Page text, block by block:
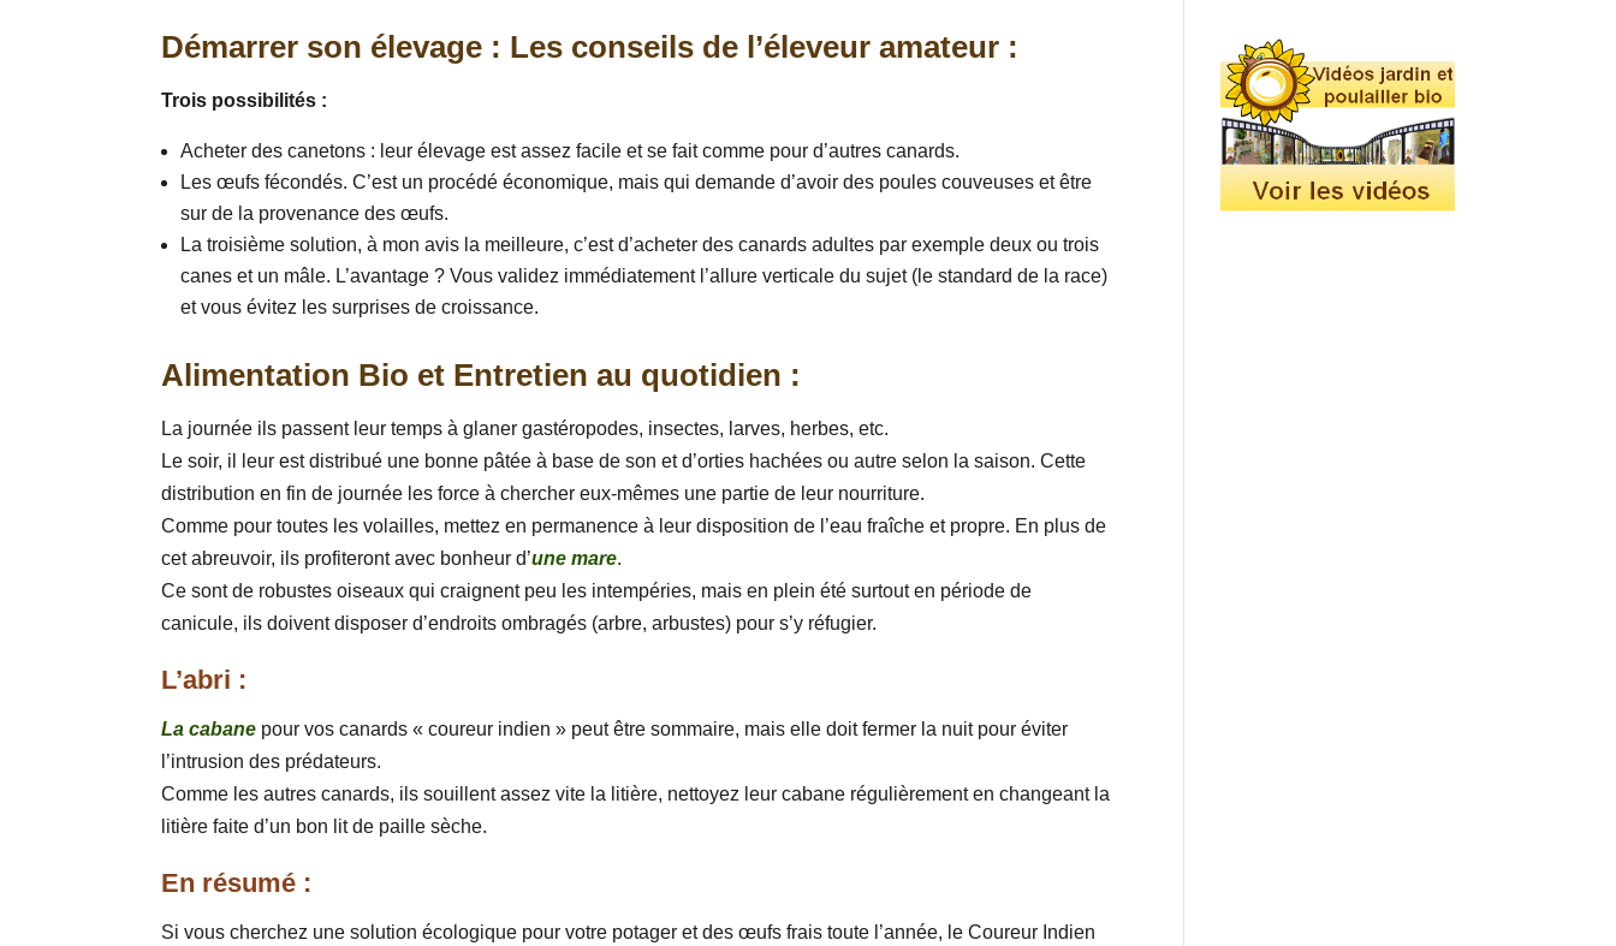
Démarrer son élevage : Les conseils de l’éleveur amateur :
Trois possibilités :
Acheter des canetons : leur élevage est assez facile et se fait comme pour d’autres canards.
Les œufs fécondés. C’est un procédé économique, mais qui demande d’avoir des poules couveuses et être
sur de la provenance des œufs.
La troisième solution, à mon avis la meilleure, c’est d’acheter des canards adultes par exemple deux ou trois
canes et un mâle. L’avantage ? Vous validez immédiatement l’allure verticale du sujet (le standard de la race)
et vous évitez les surprises de croissance.
Alimentation Bio et Entretien au quotidien :
La journée ils passent leur temps à glaner gastéropodes, insectes, larves, herbes, etc.
Le soir, il leur est distribué une bonne pâtée à base de son et d’orties hachées ou autre selon la saison. Cette
distribution en fin de journée les force à chercher eux-mêmes une partie de leur nourriture.
Comme pour toutes les volailles, mettez en permanence à leur disposition de l’eau fraîche et propre. En plus de
cet abreuvoir, ils profiteront avec bonheur d’une mare.
Ce sont de robustes oiseaux qui craignent peu les intempéries, mais en plein été surtout en période de
canicule, ils doivent disposer d’endroits ombragés (arbre, arbustes) pour s’y réfugier.
L’abri :
La cabane pour vos canards « coureur indien » peut être sommaire, mais elle doit fermer la nuit pour éviter
l’intrusion des prédateurs.
Comme les autres canards, ils souillent assez vite la litière, nettoyez leur cabane régulièrement en changeant la
litière faite d’un bon lit de paille sèche.
En résumé :
Si vous cherchez une solution écologique pour votre potager et des œufs frais toute l’année, le Coureur Indien